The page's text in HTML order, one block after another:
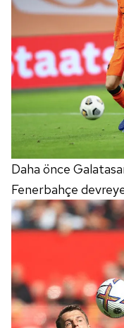
Daha önce
Fenerbahçe